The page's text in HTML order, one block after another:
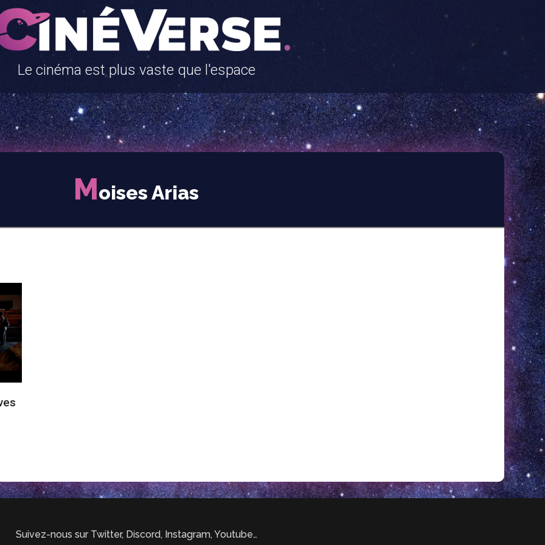
Le cinéma est plus vaste que l'espace
Moises Arias
Suivez-nous sur Twitter, Discord, Instagram, Youtube…